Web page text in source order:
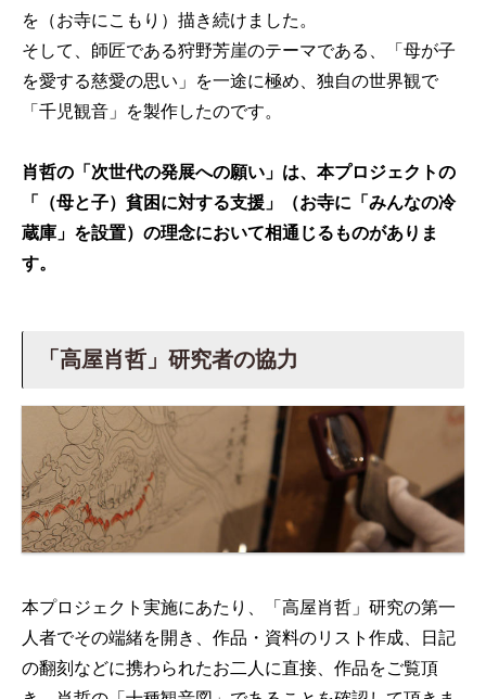
を（お寺にこもり）描き続けました。
そして、師匠である狩野芳崖のテーマである、「母が子
を愛する慈愛の思い」を一途に極め、独自の世界観で
「千児観音」を製作したのです。
肖哲の「次世代の発展への願い」は、本プロジェクトの
「（母と子）貧困に対する支援」（お寺に「みんなの冷
蔵庫」を設置）の理念において相通じるものがありま
す。
「高屋肖哲」研究者の協力
本プロジェクト実施にあたり、「高屋肖哲」研究の第一
人者でその端緒を開き、作品・資料のリスト作成、日記
の翻刻などに携わられたお二人に直接、作品をご覧頂